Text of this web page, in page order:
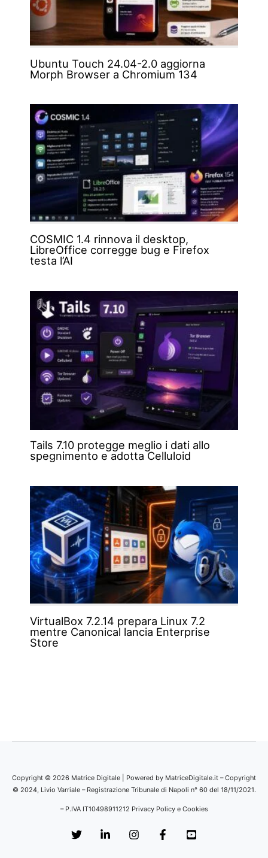
Ubuntu Touch 24.04-2.0 aggiorna
Morph Browser a Chromium 134
COSMIC 1.4 rinnova il desktop,
LibreOffice corregge bug e Firefox
testa l’AI
Tails 7.10 protegge meglio i dati allo
spegnimento e adotta Celluloid
VirtualBox 7.2.14 prepara Linux 7.2
mentre Canonical lancia Enterprise
Store
Copyright © 2026 Matrice Digitale | Powered by MatriceDigitale.it – Copyright
© 2024, Livio Varriale – Registrazione Tribunale di Napoli n° 60 del 18/11/2021.
– P.IVA IT10498911212 Privacy Policy e Cookies